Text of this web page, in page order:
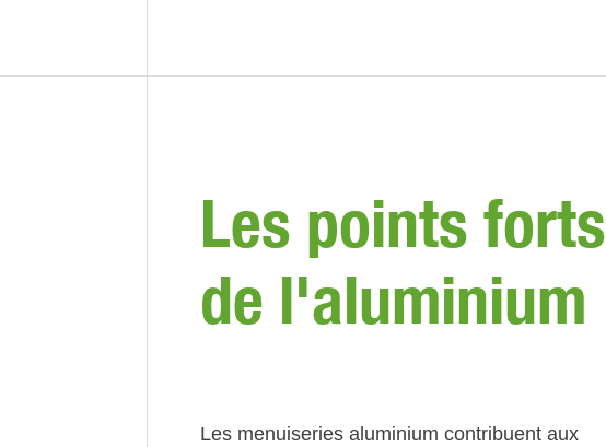
Les points forts
de l'aluminium
Les menuiseries aluminium contribuent aux